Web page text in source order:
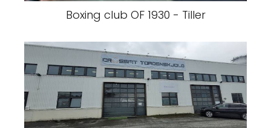
Boxing club OF 1930 - Tiller